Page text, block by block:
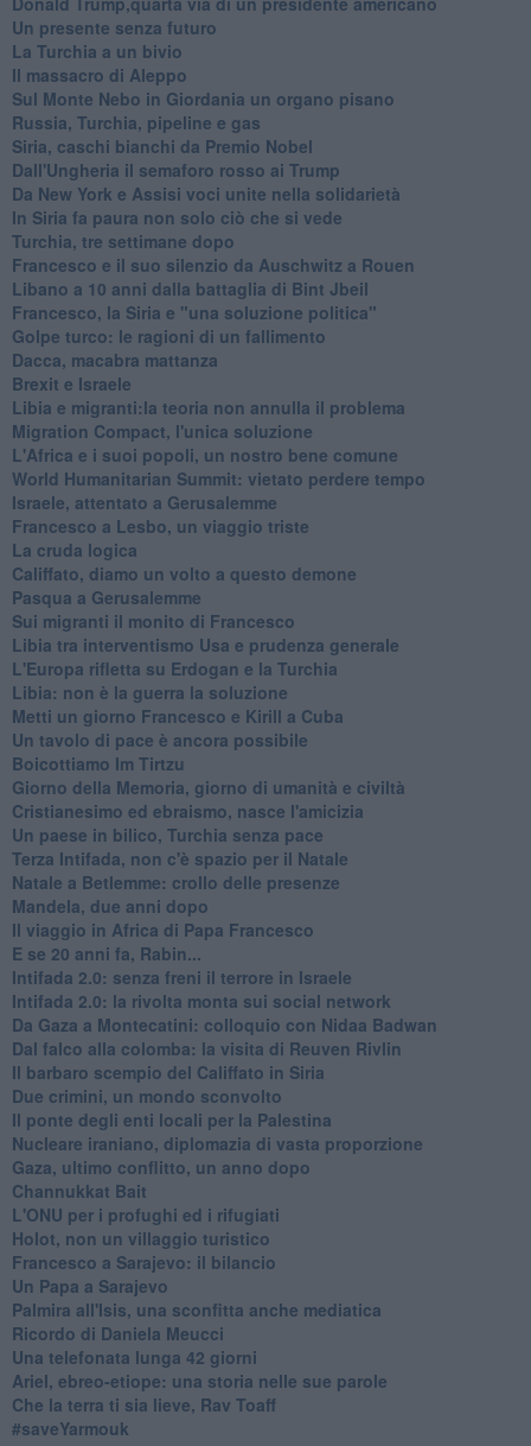
Un presente senza futuro
La Turchia a un bivio
Il massacro di Aleppo
Sul Monte Nebo in Giordania un organo pisano
Russia, Turchia, pipeline e gas
Siria, caschi bianchi da Premio Nobel
Dall'Ungheria il semaforo rosso ai Trump
Da New York e Assisi voci unite nella solidarietà
In Siria fa paura non solo ciò che si vede
Turchia, tre settimane dopo
Francesco e il suo silenzio da Auschwitz a Rouen
Libano a 10 anni dalla battaglia di Bint Jbeil
Francesco, la Siria e "una soluzione politica"
Golpe turco: le ragioni di un fallimento
Dacca, macabra mattanza
Brexit e Israele
Libia e migranti:la teoria non annulla il problema
Migration Compact, l'unica soluzione
L'Africa e i suoi popoli, un nostro bene comune
World Humanitarian Summit: vietato perdere tempo
Israele, attentato a Gerusalemme
Francesco a Lesbo, un viaggio triste
La cruda logica
Califfato, diamo un volto a questo demone
Pasqua a Gerusalemme
Sui migranti il monito di Francesco
Libia tra interventismo Usa e prudenza generale
L'Europa rifletta su Erdogan e la Turchia
Libia: non è la guerra la soluzione
Metti un giorno Francesco e Kirill a Cuba
Un tavolo di pace è ancora possibile
Boicottiamo Im Tirtzu
Giorno della Memoria, giorno di umanità e civiltà
Cristianesimo ed ebraismo, nasce l'amicizia
Un paese in bilico, Turchia senza pace
Terza Intifada, non c'è spazio per il Natale
Natale a Betlemme: crollo delle presenze
Mandela, due anni dopo
Il viaggio in Africa di Papa Francesco
E se 20 anni fa, Rabin...
Intifada 2.0: senza freni il terrore in Israele
Intifada 2.0: la rivolta monta sui social network
Da Gaza a Montecatini: colloquio con Nidaa Badwan
Dal falco alla colomba: la visita di Reuven Rivlin
Il barbaro scempio del Califfato in Siria
Due crimini, un mondo sconvolto
Il ponte degli enti locali per la Palestina
Nucleare iraniano, diplomazia di vasta proporzione
Gaza, ultimo conflitto, un anno dopo
Channukkat Bait
L'ONU per i profughi ed i rifugiati
Holot, non un villaggio turistico
Francesco a Sarajevo: il bilancio
Un Papa a Sarajevo
Palmira all'Isis, una sconfitta anche mediatica
Ricordo di Daniela Meucci
​Una telefonata lunga 42 giorni
​Ariel, ebreo-etiope: una storia nelle sue parole
Che la terra ti sia lieve, Rav Toaff
​#saveYarmouk